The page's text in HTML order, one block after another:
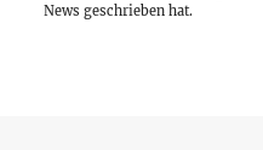
News geschrieben hat.